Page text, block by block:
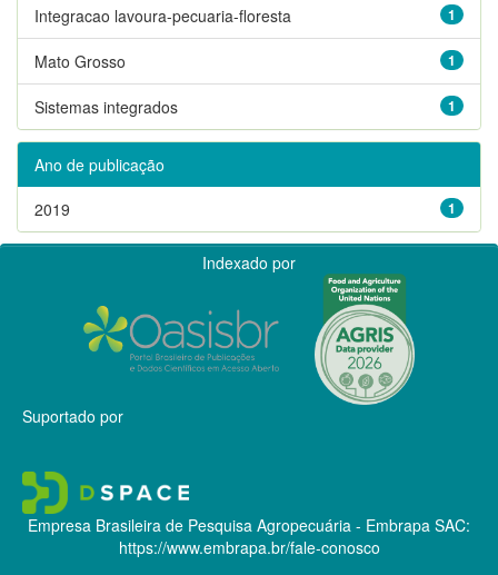
1
Integracao lavoura-pecuaria-floresta
1
Mato Grosso
1
Sistemas integrados
Ano de publicação
1
2019
Indexado por
Suportado por
Empresa Brasileira de Pesquisa Agropecuária - Embrapa SAC:
https://www.embrapa.br/fale-conosco